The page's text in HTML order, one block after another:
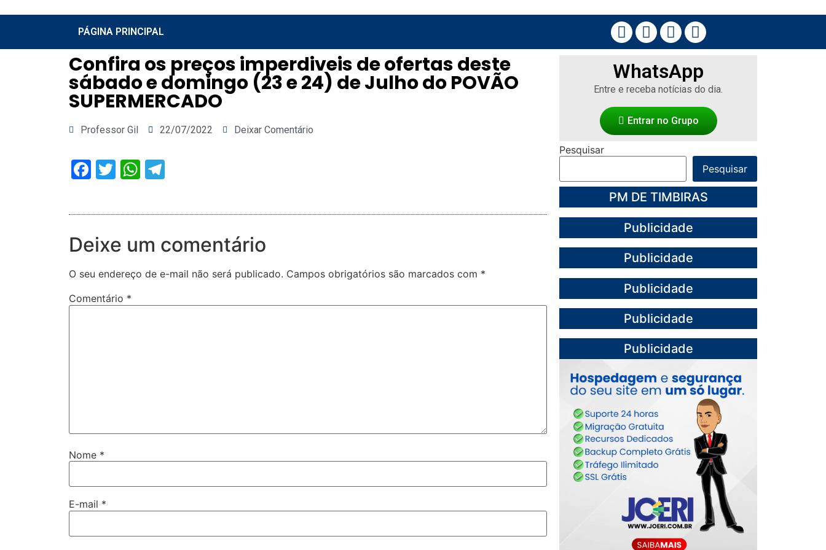
PÁGINA PRINCIPAL
Confira os preços imperdiveis de ofertas deste
sábado e domingo (23 e 24) de Julho do POVÃO
SUPERMERCADO
Professor Gil 22/07/2022 Deixar Comentário
Facebook
TwitterWhatsApp
Deixe um comentário
O seu endereço de e-mail não será publicado. Campos obrigatórios são marcados com *
Comentário *
Nome *
E-mail *
WhatsApp
Entre e receba notícias do dia.
Entrar no Grupo
Pesquisar
Pesquisar
PM DE TIMBIRAS
Publicidade
Publicidade
Publicidade
Publicidade
Publicidade